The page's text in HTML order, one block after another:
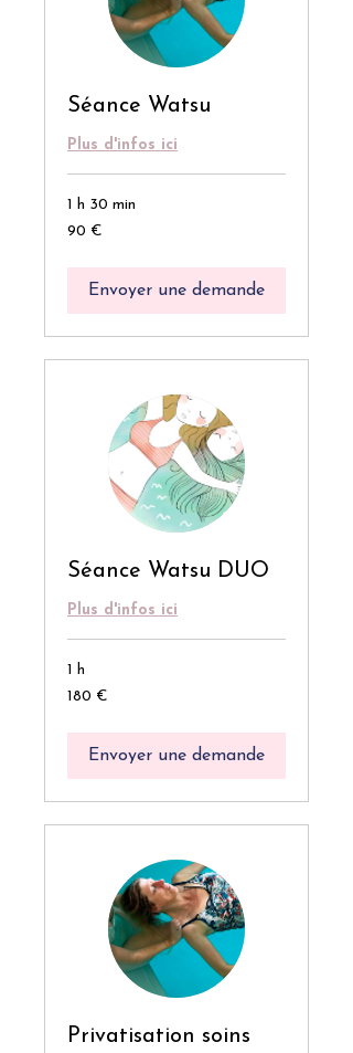
Séance Watsu
Plus d'infos ici
1 h 30 min
90
euros
90 €
Envoyer une demande
Séance Watsu DUO
Plus d'infos ici
1 h
180
euros
180 €
Envoyer une demande
Privatisation soins